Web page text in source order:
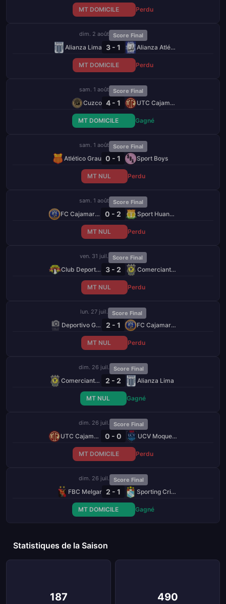
MT DOMICILE Perdu
dim. 2 août Score Final
Alianza Lima 3 - 1 Alianza Atlético
MT DOMICILE Perdu
sam. 1 août Score Final
Cuzco 4 - 1 UTC Cajamarca
MT DOMICILE Gagné
sam. 1 août Score Final
Atlético Grau 0 - 1 Sport Boys
MT NUL Perdu
sam. 1 août Score Final
FC Cajamarca 0 - 2 Sport Huancayo
MT NUL Perdu
ven. 31 juil. Score Final
Club Deportivo Los Chankas 3 - 2 Comerciantes Unidos
MT NUL Perdu
lun. 27 juil. Score Final
Deportivo Garcilaso 2 - 1 FC Cajamarca
MT NUL Perdu
dim. 26 juil. Score Final
Comerciantes Unidos 2 - 2 Alianza Lima
MT NUL Gagné
dim. 26 juil. Score Final
UTC Cajamarca 0 - 0 UCV Moquegua
MT DOMICILE Perdu
dim. 26 juil. Score Final
FBC Melgar 2 - 1 Sporting Cristal
MT DOMICILE Gagné
Statistiques de la Saison
187 490